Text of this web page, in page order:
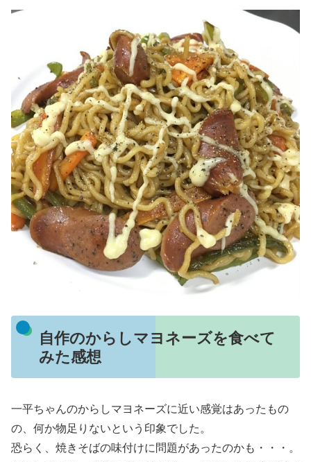
自作のからしマヨネーズを食べて
みた感想
一平ちゃんのからしマヨネーズに近い感覚はあったもの
の、何か物足りないという印象でした。
恐らく、焼きそばの味付けに問題があったのかも・・・。